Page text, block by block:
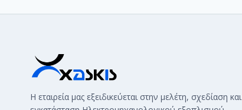
Η εταιρεία μας εξειδικεύεται στην μελέτη, σχεδίαση και